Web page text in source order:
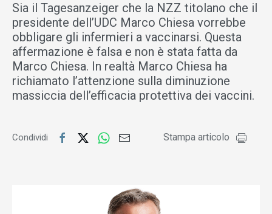
Sia il Tagesanzeiger che la NZZ titolano che il
presidente dell’UDC Marco Chiesa vorrebbe
obbligare gli infermieri a vaccinarsi. Questa
affermazione è falsa e non è stata fatta da
Marco Chiesa. In realtà Marco Chiesa ha
richiamato l’attenzione sulla diminuzione
massiccia dell’efficacia protettiva dei vaccini.
Condividi Stampa articolo